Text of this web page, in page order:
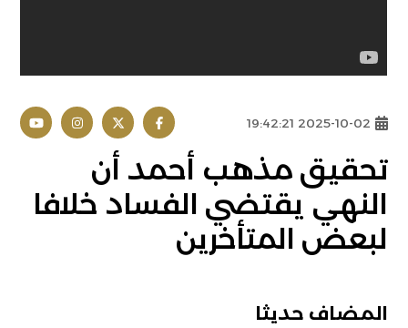
2025-10-02 19:42:21
تحقيق مذهب أحمد أن
النهي يقتضي الفساد خلافا
لبعض المتأخرين
المضاف حديثا